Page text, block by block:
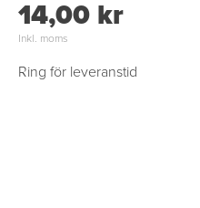
14,00 kr
Inkl. moms
Ring för leveranstid